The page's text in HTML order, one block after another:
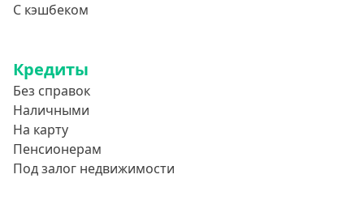
С кэшбеком
Кредиты
Без справок
Наличными
На карту
Пенсионерам
Под залог недвижимости